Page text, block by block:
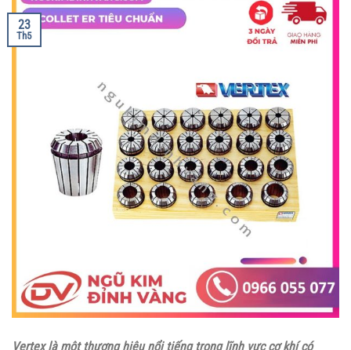
23
Th5
Vertex là một thương hiệu nổi tiếng trong lĩnh vực cơ khí có